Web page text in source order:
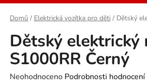
Domů / Elektrická vozítka pro děti / Dětský
Dětský
S1000RR Černý
Průměrné
Neohodnoceno Podrobnosti hodnocení